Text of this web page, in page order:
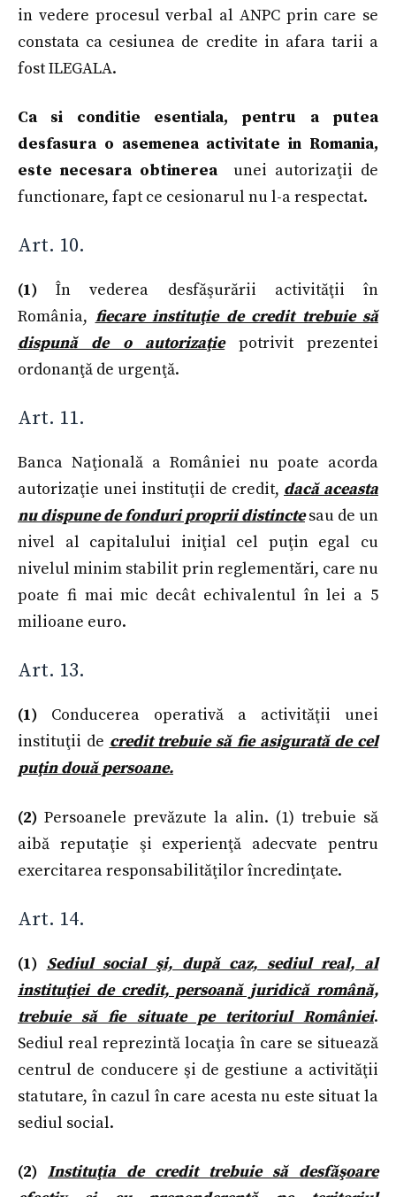
in vedere procesul verbal al ANPC prin care se
constata ca cesiunea de credite in afara tarii a
fost ILEGALA.
Ca si conditie esentiala, pentru a putea
desfasura o asemenea activitate in Romania,
este necesara obtinerea
unei autorizaţii de
functionare, fapt ce cesionarul nu l-a respectat.
Art. 10.
(1) În vederea desfăşurării activităţii în
România, fiecare instituţie de credit trebuie să
dispună de o autorizaţiepotrivit prezentei
ordonanţă de urgenţă.
Art. 11.
Banca Naţională a României nu poate acorda
autorizaţie unei instituţii de credit, dacă aceasta
nu dispune de fonduri proprii distinctesau de un
nivel al capitalului iniţial cel puţin egal cu
nivelul minim stabilit prin reglementări, care nu
poate fi mai mic decât echivalentul în lei a 5
milioane euro.
Art. 13.
(1) Conducerea operativă a activităţii unei
instituţii de credit trebuie să fie asigurată de cel
puţin două persoane.
(2) Persoanele prevăzute la alin. (1) trebuie să
aibă reputaţie şi experienţă adecvate pentru
exercitarea responsabilităţilor încredinţate.
Art. 14.
(1) Sediul social şi, după caz, sediul real, al
instituţiei de credit, persoană juridică română,
trebuie să fie situate pe teritoriul României.
Sediul real reprezintă locaţia în care se situează
centrul de conducere şi de gestiune a activităţii
statutare, în cazul în care acesta nu este situat la
sediul social.
(2) Instituţia de credit trebuie să desfăşoare